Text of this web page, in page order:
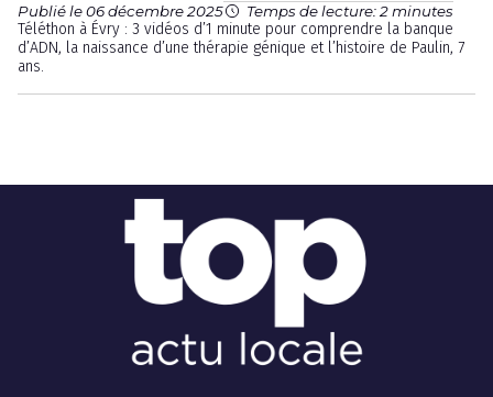
Publié le 06 décembre 2025 Temps de lecture: 2 minutes
Téléthon à Évry : 3 vidéos d’1 minute pour comprendre la banque
d’ADN, la naissance d’une thérapie génique et l’histoire de Paulin, 7
ans.